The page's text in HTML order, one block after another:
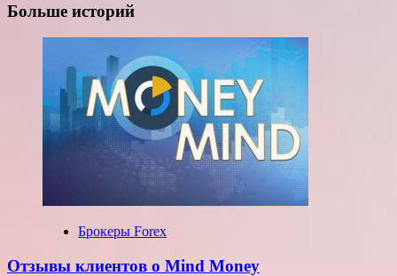
Больше историй
Брокеры Forex
Отзывы клиентов о Mind Money